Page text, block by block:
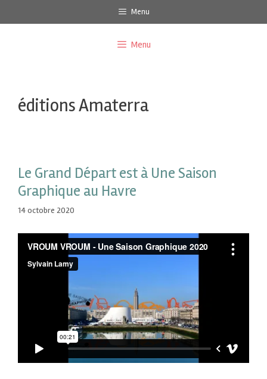
Menu
Menu
éditions Amaterra
Le Grand Départ est à Une Saison
Graphique au Havre
14 octobre 2020